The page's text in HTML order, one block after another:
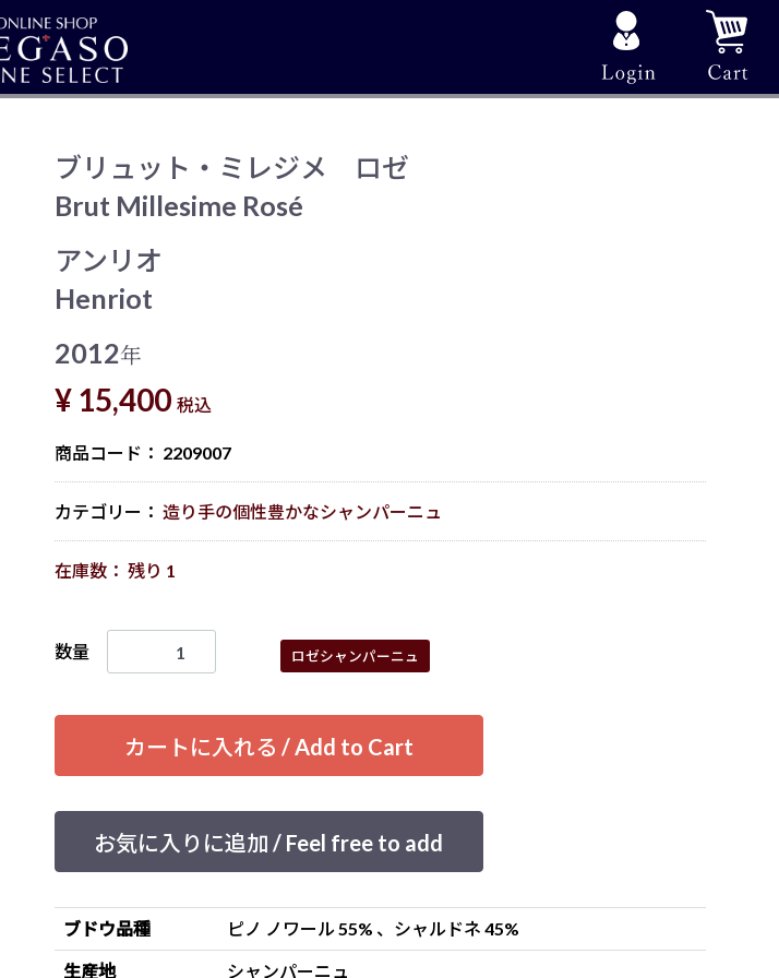
ブリュット・ミレジメ ロゼ
Brut Millesime Rosé
アンリオ
Henriot
2012年
¥ 15,400 税込
商品コード： 2209007
カテゴリー： 造り手の個性豊かなシャンパーニュ
在庫数： 残り 1
数量 ロゼシャンパーニュ
カートに入れる / Add to Cart
お気に入りに追加 / Feel free to add
ブドウ品種 ピノ ノワール 55% 、シャルドネ 45%
生産地 シャンパーニュ